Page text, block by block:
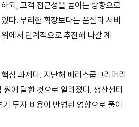
되, 고객 접근성을 높이는 방향으로
다. 무리한 확장보다는 품질과 서비
에서 단계적으로 추진해 나갈 계
심 과제다. 지난해 베러스쿱크리머리
에 달한 것으로 알려졌다. 생산센터
투자 비용이 반영된 영향으로 풀이